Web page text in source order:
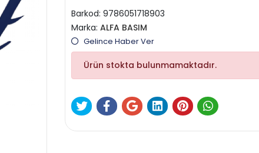
Barkod: 9786051718903
Marka: ALFA BASIM
Gelince Haber Ver
Ürün stokta bulunmamaktadır.